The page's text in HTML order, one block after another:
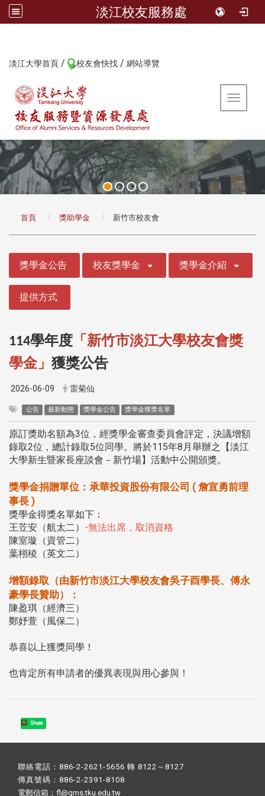
淡江校友服務處
淡江大學首頁 / 校友會快找 / 網站導覽
Toggle
首頁 獎助學金 新竹市校友會
獎學金公告 校友獎學金 獎學金介紹
提供方式
114學年度 「新竹市淡江大學校友會獎
學金」 獲獎公告
2026-06-09 雷菊仙
公告 最新動態 獎學金公告 獎學金獲獎名單
原訂獎助名額為3位，經獎學金審查委員會評定，決議增額
錄取2位，總計錄取5位同學。將於115年8月舉辦之【淡江
大學新生暨家長座談會－新竹場】活動中公開頒獎。
獎學金捐贈單位：承華投資股份有限公司 ( 詹宣勇前理
事長 )
獎學金得獎名單如下：
王苙安（航太二） -無法出席，取消資格
陳室璇（資管二）
葉栩稜（英文二）
增額錄取（由新竹市淡江大學校友會吳子酉學長、傅永
豪學長贊助）：
陳盈琪（經濟三）
鄭妤萱（風保二）
恭喜以上獲獎同學！
也肯定所有申請者的優異表現與用心參與！
Share
聯絡電話：886-2-2621-5656 轉 8122～8127
傳真號碼：886-2-2391-8108
電郵信箱：fl@gms.tku.edu.tw